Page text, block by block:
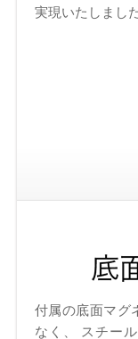
実現いたしました
付属の底面マグ
なく、 スチー